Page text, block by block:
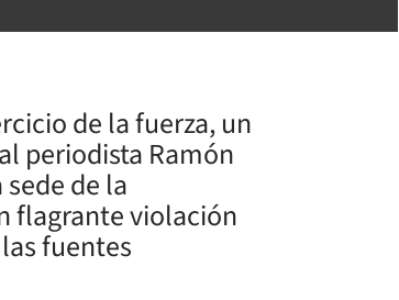
de la fuerza, un
periodista Ramón
de la
flagrante violación
fuentes